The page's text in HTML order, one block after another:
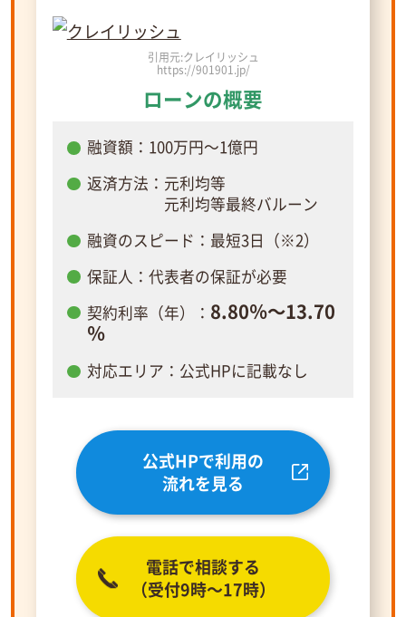
引用元:クレイリッシュ
https://901901.jp/
ローンの概要
融資額：100万円～1億円
返済方法：元利均等
元利均等最終バルーン
融資のスピード：最短3日（※2）
保証人：代表者の保証が必要
契約利率（年）： 8.80％～13.70
％
対応エリア：公式HPに記載なし
公式HPで利用の
流れを見る
電話で相談する
（受付9時～17時）